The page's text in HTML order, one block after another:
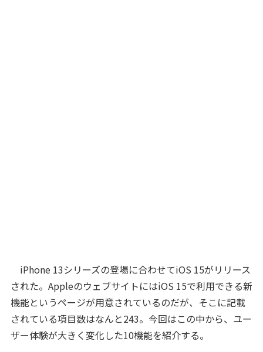
iPhone 13シリーズの登場に合わせてiOS 15がリリース
された。AppleのウェブサイトにはiOS 15で利用できる新
機能というページが用意されているのだが、そこに記載
されている項目数はなんと243。今回はこの中から、ユー
ザー体験が大きく変化した10機能を紹介する。